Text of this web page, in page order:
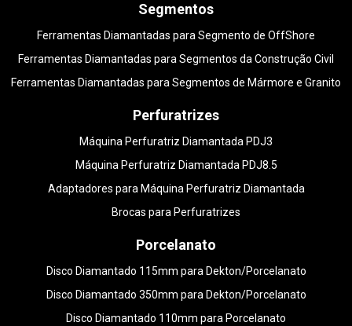
Segmentos
Ferramentas Diamantadas para Segmento de OffShore
Ferramentas Diamantadas para Segmentos da Construção Civil
Ferramentas Diamantadas para Segmentos de Mármore e Granito
Perfuratrizes
Máquina Perfuratriz Diamantada PDJ3
Máquina Perfuratriz Diamantada PDJ8.5
Adaptadores para Máquina Perfuratriz Diamantada
Brocas para Perfuratrizes
Porcelanato
Disco Diamantado 115mm para Dekton/Porcelanato
Disco Diamantado 350mm para Dekton/Porcelanato
Disco Diamantado 110mm para Porcelanato